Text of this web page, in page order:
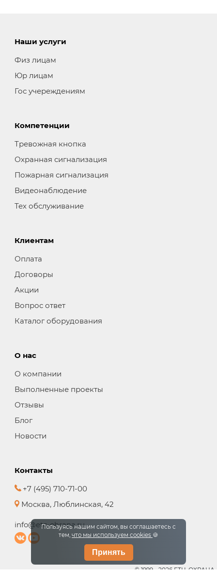
Наши услуги
Физ лицам
Юр лицам
Гос учереждениям
Компетенции
Тревожная кнопка
Охранная сигнализация
Пожарная сигнализация
Видеонаблюдение
Тех обслуживание
Клиентам
Оплата
Договоры
Акции
Вопрос ответ
Каталог оборудования
О нас
О компании
Выполненные проекты
Отзывы
Блог
Новости
Контакты
+7 (495) 710-71-00
Москва, Люблинская, 42
info@etc-ohrana.ru
© 1999 - 2026 ЕТЦ-ОХРАНА
Пользуясь нашим сайтом, вы соглашаетесь с
тем, что мы используем cookies 🍪
Принять